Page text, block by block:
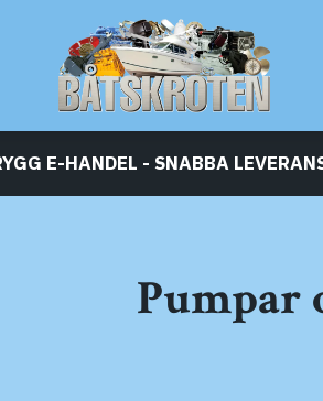
E-HANDEL - SNABBA
Pumpar